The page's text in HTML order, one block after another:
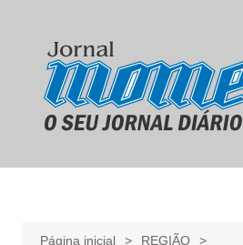
conteúdo
Página inicial
REGIÃO